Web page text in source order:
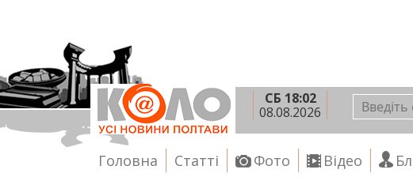
СБ 18:02
08.08.2026
Головна Статті Фото Відео